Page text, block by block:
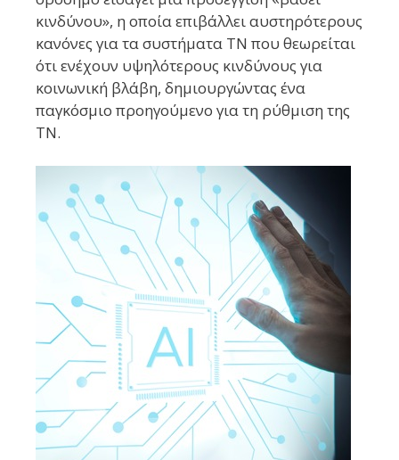
κινδύνου», η οποία επιβάλλει αυστηρότερους
κανόνες για τα συστήματα ΤΝ που θεωρείται
ότι ενέχουν υψηλότερους κινδύνους για
κοινωνική βλάβη, δημιουργώντας ένα
παγκόσμιο προηγούμενο για τη ρύθμιση της
ΤΝ.